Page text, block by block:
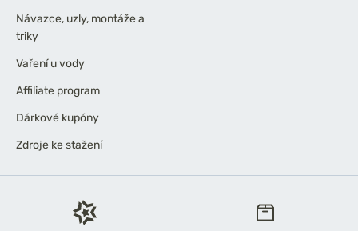
Návazce, uzly, montáže a
triky
Vaření u vody
Affiliate program
Dárkové kupóny
Zdroje ke stažení